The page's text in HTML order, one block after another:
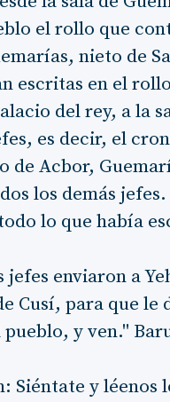
el rollo que
nieto de
escritas en el
del rey, a la
es decir, el
de Acbor,
los demás jefes.
lo que había
jefes enviaron a
Cusí, para que
y ven."
Siéntate y léenos